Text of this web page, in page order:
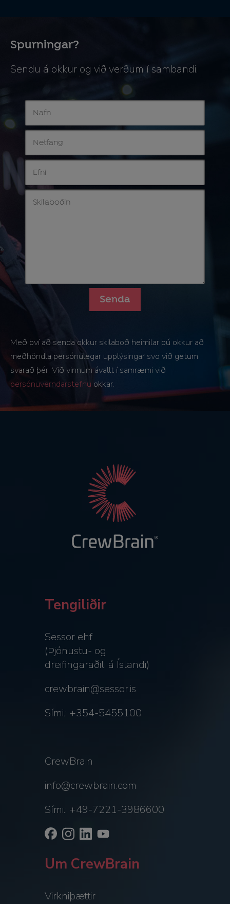
Spurningar?
Sendu á okkur og við verðum í sambandi.
Með því að senda okkur skilaboð heimilar þú okkur að
meðhöndla persónulegar upplýsingar svo við getum
svarað þér. Við vinnum ávallt í samræmi við
persónuverndarstefnu okkar.
Tengiliðir
Sessor ehf
(Þjónustu- og
dreifingaraðili á Íslandi)
crewbrain@sessor.is
Sími.: +354-5455100
CrewBrain
info@crewbrain.com
Sími.: +49-7221-3986600
Um CrewBrain
Virkniþættir